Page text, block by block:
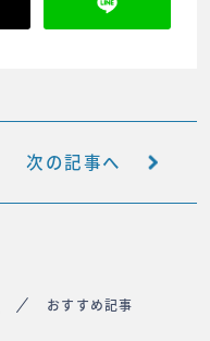
次の記事へ
おすすめ記事